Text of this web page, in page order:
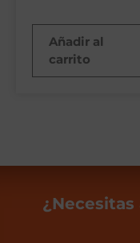
Añadir al
carrito